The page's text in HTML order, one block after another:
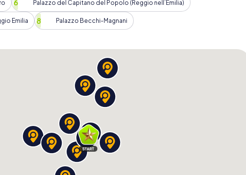
ist unvergesslich, und es gibt keine bessere Möglichkeit, die Stadt
Schnitzeljagd. Ihr werdet die historischen Bauwerke und die
spannende und unterhaltsame Weise kennenlernen. Taucht tief in die
die sich um diese Orte ranken. Bucht jetzt eure Schnitzeljagd und
eine ganz besondere Art!
Reggio Emilia ist nicht nur eine Entdeckungstour, sondern auch ein
ihr Punkte sammeln und euch mit anderen Teams messen könnt.
sogar, den Highscore zu knacken und euren Namen in die Bestenliste
ihr die Stadt zum ersten Mal besucht oder schon oft hier wart, diese
Reggio Emilia aus einer völlig neuen Perspektive zeigen.
Freunde oder Familie und macht euch bereit für ein Abenteuer, das
von Reggio Emilia führt. Erlebt die Stadt in ihrer ganzen Pracht und
die sie zu bieten hat. Die Schnitzeljagd in Reggio Emilia wartet
Palazzo del Capitano del Popolo (Reggio nell’Emilia)
Emilia Palazzo Becchi-Magnani